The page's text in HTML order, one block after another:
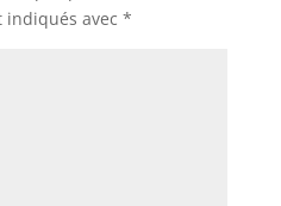
indiqués avec *